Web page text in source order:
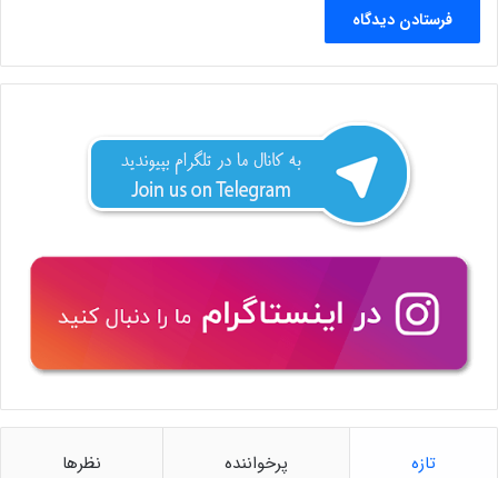
تازه پرخواننده نظرها